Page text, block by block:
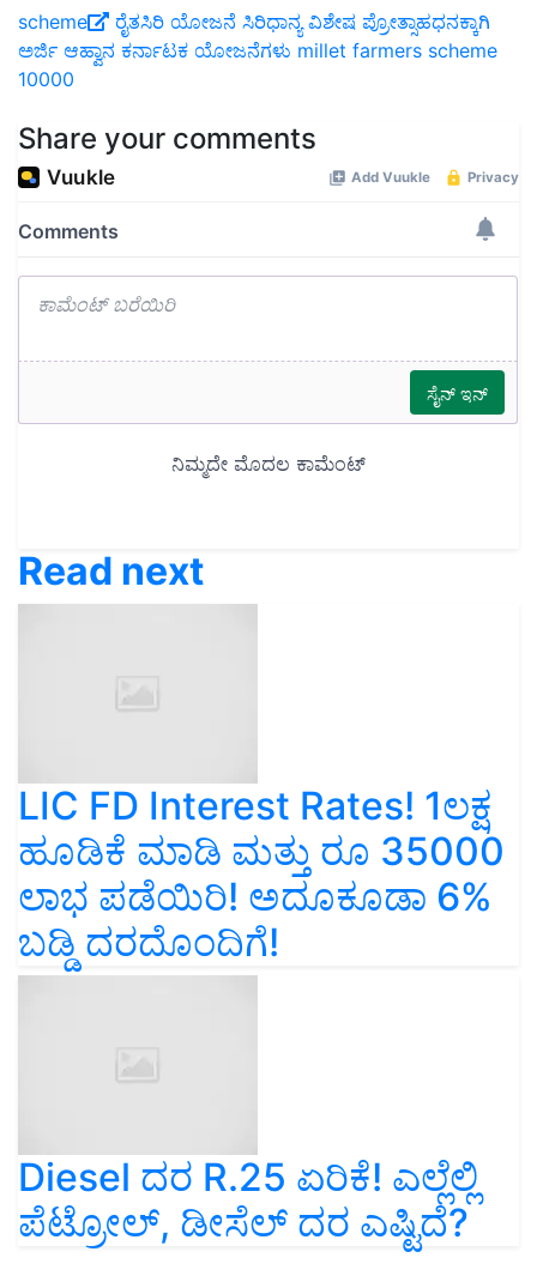
scheme ರೈತಸಿರಿ ಯೋಜನೆ ಸಿರಿಧಾನ್ಯ ವಿಶೇಷ ಪ್ರೋತ್ಸಾಹಧನಕ್ಕಾಗಿ
ಅರ್ಜಿ ಆಹ್ವಾನ ಕರ್ನಾಟಕ ಯೋಜನೆಗಳು millet farmers scheme
10000
Share your comments
Read next
LIC FD Interest Rates! 1ಲಕ್ಷ
ಹೂಡಿಕೆ ಮಾಡಿ ಮತ್ತು ರೂ 35000
ಲಾಭ ಪಡೆಯಿರಿ! ಅದೂಕೂಡಾ 6%
ಬಡ್ಡಿ ದರದೊಂದಿಗೆ!
Diesel ದರ R.25 ಏರಿಕೆ! ಎಲ್ಲೆಲ್ಲಿ
ಪೆಟ್ರೋಲ್, ಡೀಸೆಲ್ ದರ ಎಷ್ಟಿದೆ?